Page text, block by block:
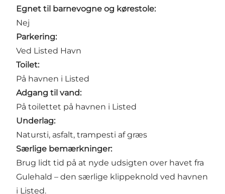
Egnet til barnevogne og kørestole:
Nej
Parkering:
Ved Listed Havn
Toilet:
På havnen i Listed
Adgang til vand:
På toilettet på havnen i Listed
Underlag:
Natursti, asfalt, trampesti af græs
Særlige bemærkninger:
Brug lidt tid på at nyde udsigten over havet fra
Gulehald – den særlige klippeknold ved havnen
i Listed.